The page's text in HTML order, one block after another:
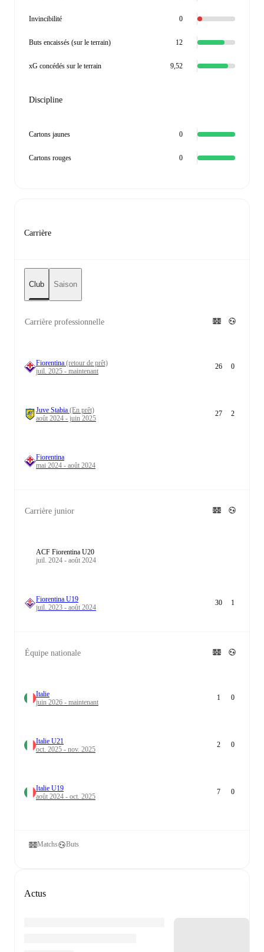
Invincibilité 0
Buts encaissés (sur le terrain) 12
xG concédés sur le terrain 9,52
Discipline
Cartons jaunes 0
Cartons rouges 0
Carrière
Club Saison
Carrière professionnelle
Fiorentina (retour de prêt)
juil. 2025 - maintenant
26 0
Juve Stabia (En prêt)
août 2024 - juin 2025
27 2
Fiorentina
mai 2024 - août 2024
Carrière junior
ACF Fiorentina U20
juil. 2024 - août 2024
Fiorentina U19
juil. 2023 - août 2024
30 1
Équipe nationale
Italie
juin 2026 - maintenant
1 0
Italie U21
oct. 2025 - nov. 2025
2 0
Italie U19
août 2024 - oct. 2025
7 0
Matchs Buts
Actus